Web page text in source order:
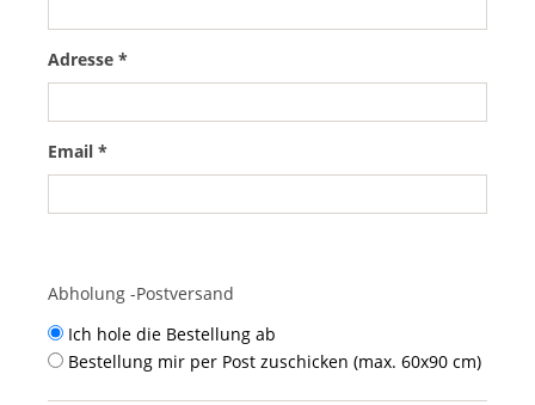
Adresse *
Email *
Abholung -Postversand
Ich hole die Bestellung ab
Bestellung mir per Post zuschicken (max. 60x90 cm)